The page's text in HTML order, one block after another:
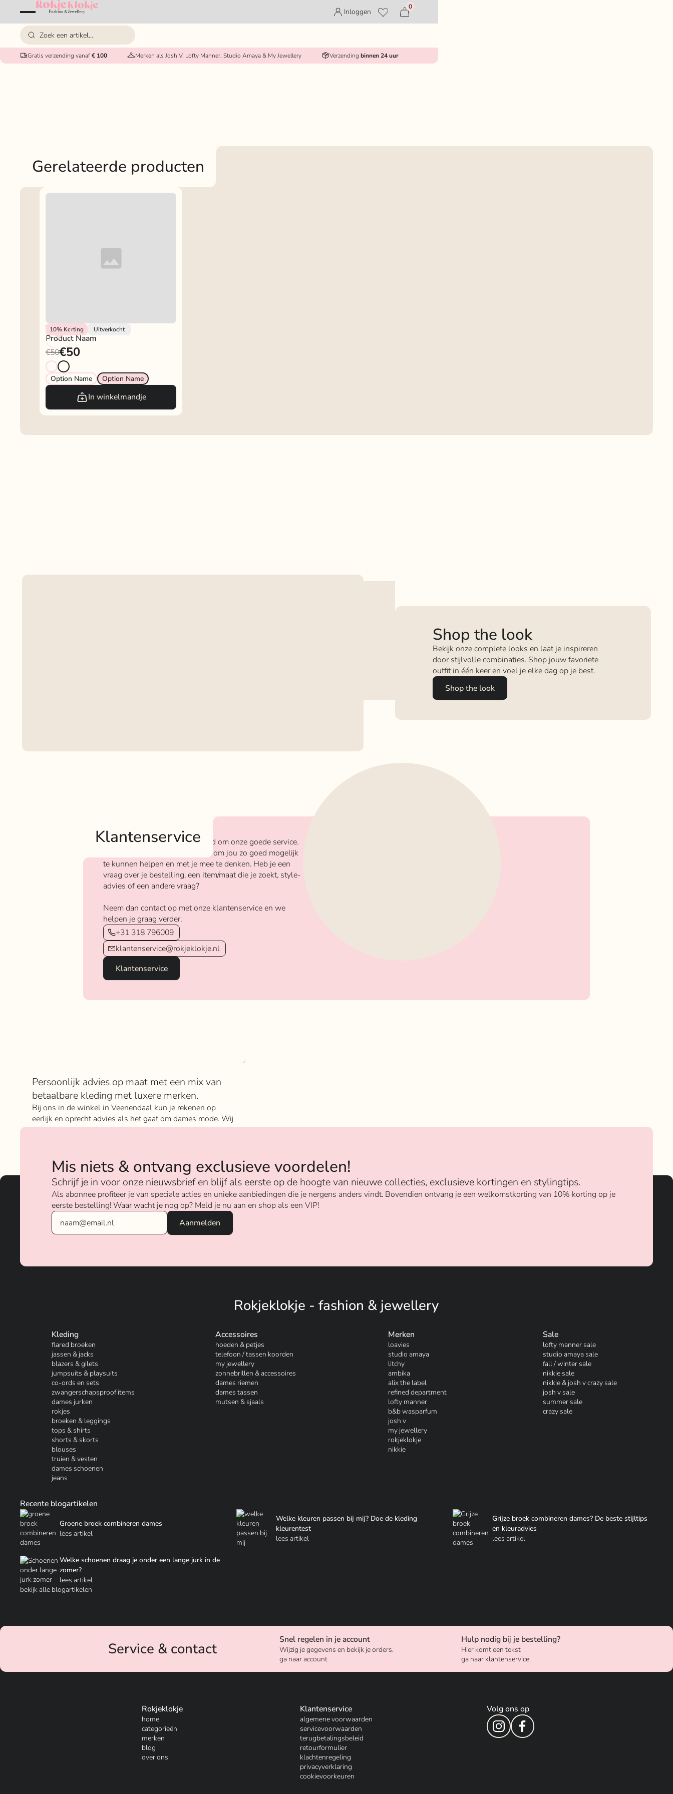
Inloggen
0
Gratis verzending vanaf€ 100 Merken als Josh V, Lofty Manner, Studio Amaya & My Jewellery Verzending binnen 24 uur
Gerelateerde producten
10% Korting Uitverkocht
Vendor
Product Naam
€50€50
Option Name Option Name
In winkelmandje
Shop the look
Bekijk onze complete looks en laat je inspireren
door stijlvolle combinaties. Shop jouw favoriete
outfit in één keer en voel je elke dag op je best.
Shop the look
Klantenservice
Bij Rokjeklokje staan we bekend om onze goede service.
We vinden het super belangrijk om jou zo goed mogelijk
te kunnen helpen en met je mee te denken. Heb je een
vraag over je bestelling, een item/maat die je zoekt, style-
advies of een andere vraag?
Neem dan contact op met onze klantenservice en we
helpen je graag verder.
+31 318 796009
klantenservice@rokjeklokje.nl
Klantenservice
Over Rokje Klokje
Persoonlijk advies op maat met een mix van
betaalbare kleding met luxere merken.
Bij ons in de winkel in Veenendaal kun je rekenen op
eerlijk en oprecht advies als het gaat om dames mode. Wij
geloven sterk in ons concept; het mixen en matchen van
Over ons
Mis niets & ontvang exclusieve voordelen!
Schrijf je in voor onze nieuwsbrief en blijf als eerste op de hoogte van nieuwe collecties, exclusieve kortingen en stylingtips.
Als abonnee profiteer je van speciale acties en unieke aanbiedingen die je nergens anders vindt. Bovendien ontvang je een welkomstkorting van 10% korting op je
eerste bestelling! Waar wacht je nog op? Meld je nu aan en shop als een VIP!
Rokjeklokje - fashion & jewellery
Kleding
flared broeken
jassen & jacks
blazers & gilets
jumpsuits & playsuits
co-ords en sets
zwangerschapsproof items
dames jurken
rokjes
broeken & leggings
tops & shirts
shorts & skorts
blouses
truien & vesten
dames schoenen
jeans
Accessoires
hoeden & petjes
telefoon / tassen koorden
my jewellery
zonnebrillen & accessoires
dames riemen
dames tassen
mutsen & sjaals
Merken
loavies
studio amaya
litchy
ambika
alix the label
refined department
lofty manner
b&b wasparfum
josh v
my jewellery
rokjeklokje
nikkie
Sale
lofty manner sale
studio amaya sale
fall / winter sale
nikkie sale
nikkie & josh v crazy sale
josh v sale
summer sale
crazy sale
Recente blogartikelen
Groene broek combineren dames
lees artikel
Welke kleuren passen bij mij? Doe de kleding
kleurentest
lees artikel
Grijze broek combineren dames? De beste stijltips
en kleuradvies
lees artikel
Welke schoenen draag je onder een lange jurk in de
zomer?
lees artikel
bekijk alle blogartikelen
Service & contact Snel regelen in je account
Wijzig je gegevens en bekijk je orders.
ga naar account
Hulp nodig bij je bestelling?
Hier komt een tekst
ga naar klantenservice
Rokjeklokje
home
categorieën
merken
blog
over ons
Klantenservice
algemene voorwaarden
servicevoorwaarden
terugbetalingsbeleid
retourformulier
klachtenregeling
privacyverklaring
cookievoorkeuren
Volg ons op